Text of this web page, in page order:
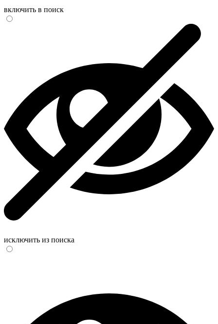
включить в поиск
исключить из поиска